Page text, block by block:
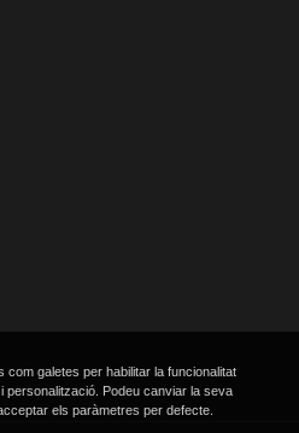
galetes per habilitar la funcionalitat
personalització. Podeu canviar la seva
els paràmetres per defecte.